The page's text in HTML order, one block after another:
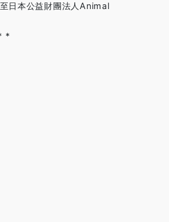
日本公益財團法人Animal
*